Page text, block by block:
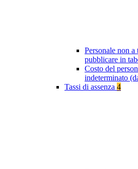
Personale non
pubblicare in
Costo del
indeterminato
Tassi di assenza 4